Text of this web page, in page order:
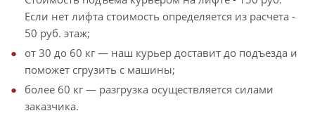
Если нет лифта стоимость определяется из расчета -
50 руб. этаж;
от 30 до 60 кг — наш курьер доставит до подъезда и
поможет сгрузить с машины;
более 60 кг — разгрузка осуществляется силами
заказчика.